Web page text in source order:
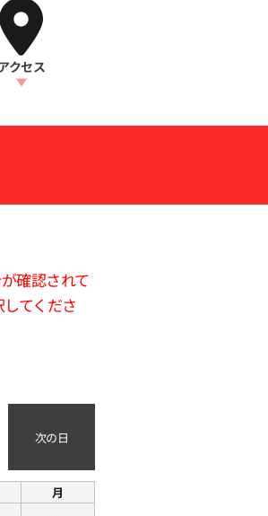
クセス
確認されて
てくださ
次の日
月